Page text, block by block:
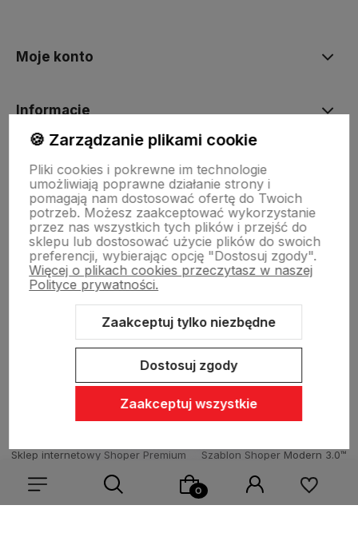
Moje konto
Informacje
O nas
Dostawa i płatności
Sklepy stacjonarne
Obsługa hurtowa
Sklep internetowy Shoper Premium
Szablon Shoper Modern 3.0™
🍪 Zarządzanie plikami cookie
Pliki cookies i pokrewne im technologie
umożliwiają poprawne działanie strony i
pomagają nam dostosować ofertę do Twoich
potrzeb. Możesz zaakceptować wykorzystanie
przez nas wszystkich tych plików i przejść do
sklepu lub dostosować użycie plików do swoich
preferencji, wybierając opcję "Dostosuj zgody".
Więcej o plikach cookies przeczytasz w naszej
Polityce prywatności.
Zaakceptuj tylko niezbędne
Dostosuj zgody
Zaakceptuj wszystkie